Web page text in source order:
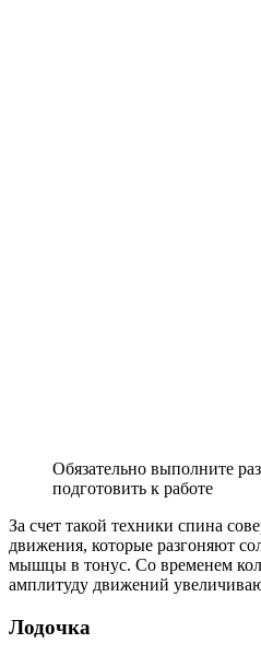
Обязательно выполните
подготовить к работе
За счет такой техники спина
движения, которые разгоняют
мышцы в тонус. Со временем
амплитуду движений
Лодочка